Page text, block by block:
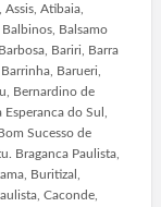
Atibaia,
Balsamo
Bariri, Barra
Barueri,
Bernardino de
do Sul,
Sucesso de
Braganca Paulista,
Buritizal,
Caconde,